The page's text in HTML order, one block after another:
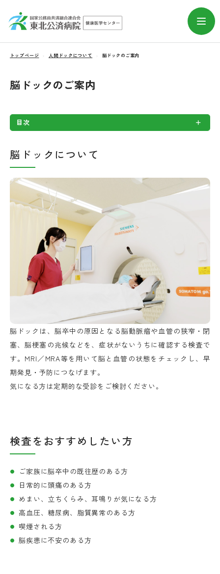
トップページ 人間ドックについて 脳ドックのご案内
脳ドックのご案内
目次
脳ドックについて
脳ドックは、脳卒中の原因となる脳動脈瘤や血管の狭窄・閉
塞、脳梗塞の兆候などを、症状がないうちに確認する検査で
す。MRI／MRA等を用いて脳と血管の状態をチェックし、早
期発見・予防につなげます。
気になる方は定期的な受診をご検討ください。
検査をおすすめしたい方
ご家族に脳卒中の既往歴のある方
日常的に頭痛のある方
めまい、立ちくらみ、耳鳴りが気になる方
高血圧、糖尿病、脂質異常のある方
喫煙される方
脳疾患に不安のある方